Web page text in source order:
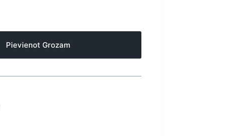
Pievienot Grozam